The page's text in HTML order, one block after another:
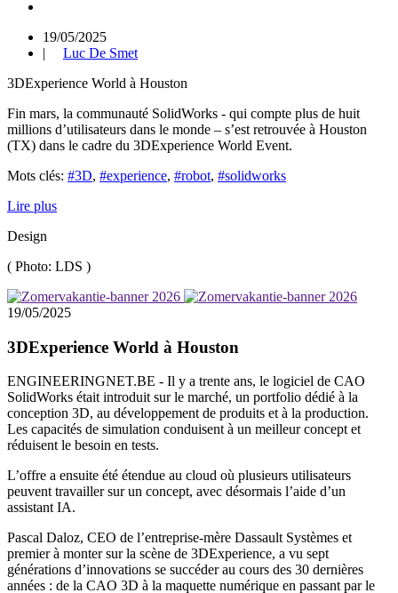
19/05/2025
| Luc De Smet
3DExperience World à Houston
Fin mars, la communauté SolidWorks - qui compte plus de huit
millions d’utilisateurs dans le monde – s’est retrouvée à Houston
(TX) dans le cadre du 3DExperience World Event.
Mots clés: #3D, #experience, #robot, #solidworks
Lire plus
Design
( Photo: LDS )
19/05/2025
3DExperience World à Houston
ENGINEERINGNET.BE - Il y a trente ans, le logiciel de CAO
SolidWorks était introduit sur le marché, un portfolio dédié à la
conception 3D, au développement de produits et à la production.
Les capacités de simulation conduisent à un meilleur concept et
réduisent le besoin en tests.
L’offre a ensuite été étendue au cloud où plusieurs utilisateurs
peuvent travailler sur un concept, avec désormais l’aide d’un
assistant IA.
Pascal Daloz, CEO de l’entreprise-mère Dassault Systèmes et
premier à monter sur la scène de 3DExperience, a vu sept
générations d’innovations se succéder au cours des 30 dernières
années : de la CAO 3D à la maquette numérique en passant par le